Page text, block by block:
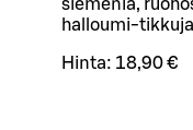
siemeniä,
halloumi-
Hinta: 18,90 €